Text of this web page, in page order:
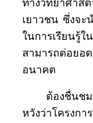
ทางวิทยาศาสต
เยาวชน ซึ่งจะ
ในการเรียนรู้
สามารถต่อยอ
อนาคต
ต้องชื่นชม
หวังว่าโครงก